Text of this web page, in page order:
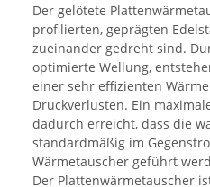
Der gelötete
profilierten, geprägten
zueinander gedreht sind.
optimierte Wellung,
einer sehr effizienten
Druckverlusten. Ein
dadurch erreicht, dass die
standardmäßig im
Wärmetauscher geführt
Der Plattenwärmetauscher